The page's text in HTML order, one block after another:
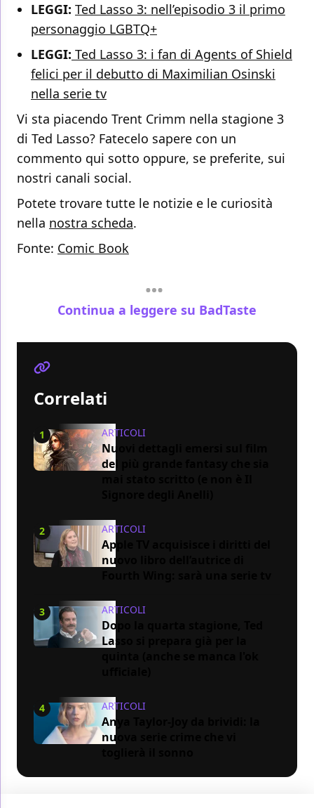
LEGGI: Ted Lasso 3: nell’episodio 3 il primo
personaggio LGBTQ+
LEGGI: Ted Lasso 3: i fan di Agents of Shield
felici per il debutto di Maximilian Osinski
nella serie tv
Vi sta piacendo Trent Crimm nella stagione 3
di Ted Lasso? Fatecelo sapere con un
commento qui sotto oppure, se preferite, sui
nostri canali social.
Potete trovare tutte le notizie e le curiosità
nella nostra scheda.
Fonte: Comic Book
Continua a leggere su BadTaste
Correlati
1 ARTICOLI
Nuovi dettagli emersi sul film
del più grande fantasy che sia
2 ARTICOLI
Apple TV acquisisce i diritti del
nuovo libro dell’autrice di
3 ARTICOLI
Dopo la quarta stagione, Ted
Lasso si prepara già per la
4 ARTICOLI
Anya Taylor-Joy da brividi: la
nuova serie crime che vi